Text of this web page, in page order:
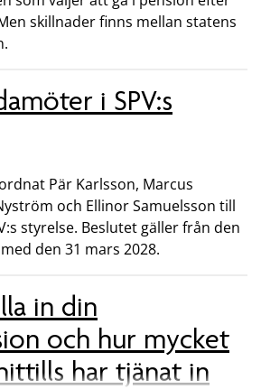
skillnader finns mellan statens
i SPV:s
Pär Karlsson, Marcus
och Ellinor Samuelsson till
styrelse. Beslutet gäller från den
den 31 mars 2028.
in din
och hur mycket
har tjänat in